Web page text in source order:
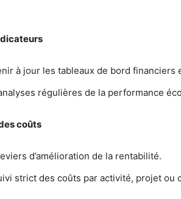
à jour les tableaux de bord financiers
régulières de la performance
coûts
d’amélioration de la rentabilité.
strict des coûts par activité, projet ou